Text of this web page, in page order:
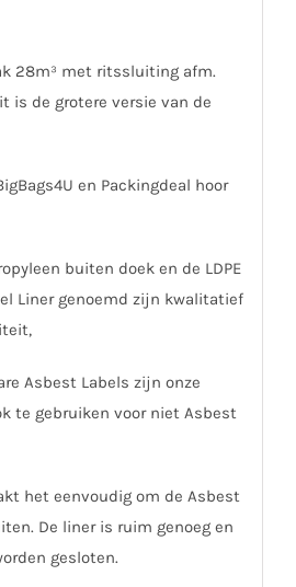
28m³ met ritssluiting afm.
is de grotere versie van de
en Packingdeal hoor
buiten doek en de LDPE
Liner genoemd zijn kwalitatief
Asbest Labels zijn onze
te gebruiken voor niet Asbest
het eenvoudig om de Asbest
De liner is ruim genoeg en
gesloten.